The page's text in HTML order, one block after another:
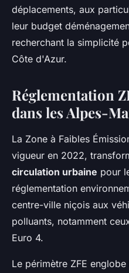
déplacements, aux
leur budget
recherchant la simplicité
Côte d'Azur.
Réglementation
dans les Alpes-
La Zone à Faibles
vigueur en 2022,
circulation urbaine pour
réglementation
centre-ville niçois aux
polluants, notamment
Euro 4.
Le périmètre ZFE